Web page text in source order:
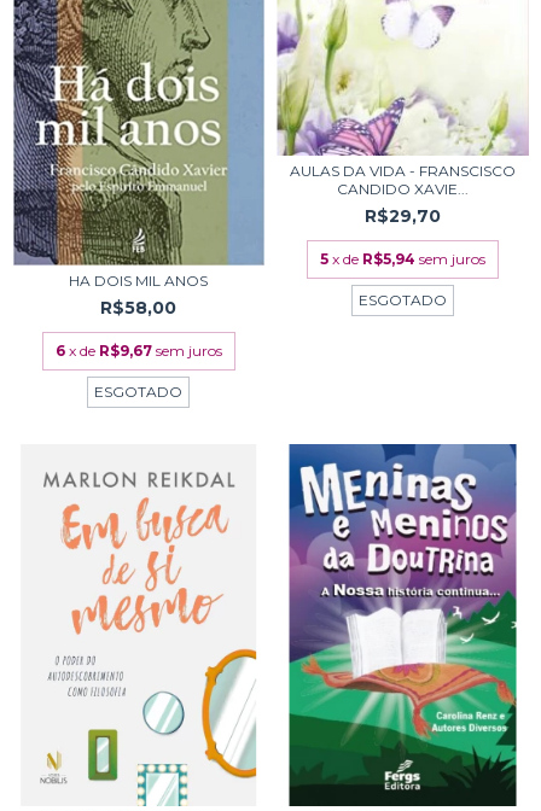
HA DOIS MIL ANOS
R$58,00
6 x de R$9,67 sem juros
ESGOTADO
AULAS DA VIDA - FRANSCISCO
CANDIDO XAVIE...
R$29,70
5 x de R$5,94 sem juros
ESGOTADO